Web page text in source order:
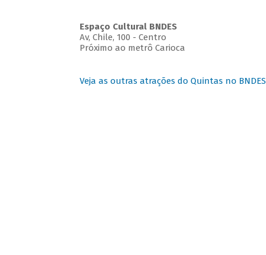
Espaço Cultural BNDES
Av, Chile, 100 - Centro
Próximo ao metrô Carioca
Veja as outras atrações do Quintas no BNDES